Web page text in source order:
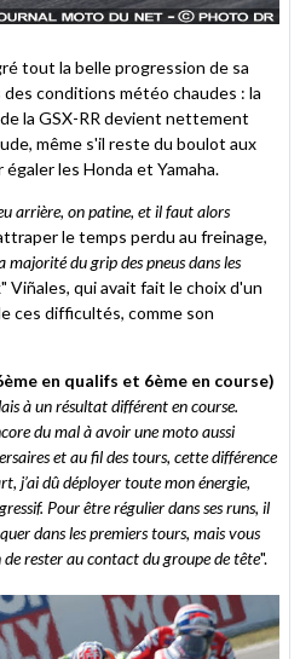
tout la belle progression de sa
conditions météo chaudes : la
la GSX-RR devient nettement
même s'il reste du boulot aux
les Honda et Yamaha.
arrière, on patine, et il faut alors
le temps perdu au freinage,
majorité du grip des pneus dans les
Viñales, qui avait fait le choix d'un
ces difficultés, comme son
en qualifs et 6ème en course)
à un résultat différent en course.
du mal à avoir une moto aussi
et au fil des tours, cette différence
j’ai dû déployer toute mon énergie,
Pour être régulier dans ses runs, il
dans les premiers tours, mais vous
rester au contact du groupe de tête".